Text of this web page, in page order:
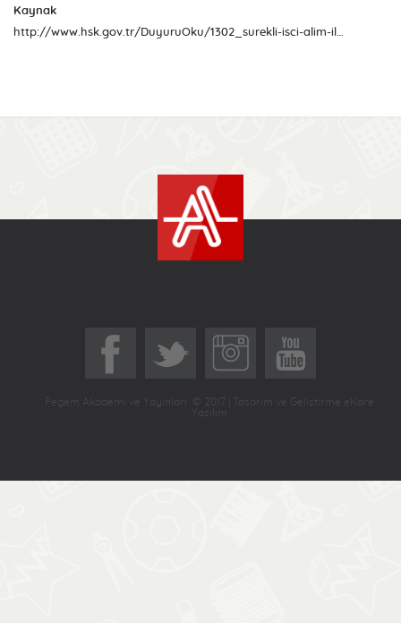
Kaynak
http://www.hsk.gov.tr/DuyuruOku/1302_surekli-isci-alim-ilanina-iliskin-duyuru.aspx
Pegem Akademi ve Yayınları © 2017 | Tasarım ve Geliştirme eKare
Yazılım